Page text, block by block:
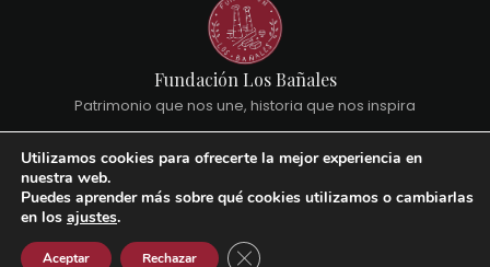
Fundación Los Bañales
Patrimonio que nos une, historia que nos inspira
AVISO LEGAL
Utilizamos cookies para ofrecerte la mejor experiencia en
nuestra web.
Puedes aprender más sobre qué cookies utilizamos o cambiarlas
en los ajustes.
Aceptar Rechazar Cerrar el banner de cookies RGPD